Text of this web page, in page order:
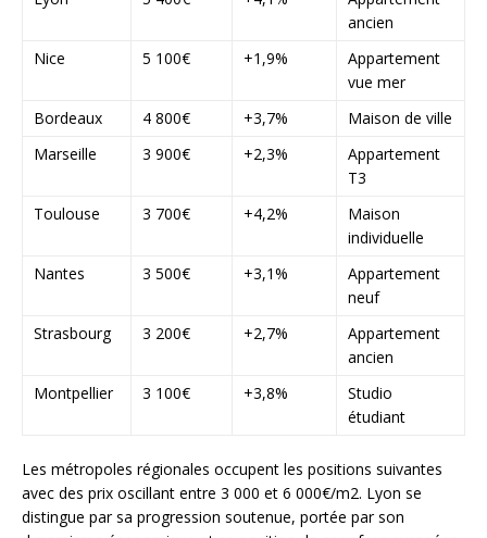
ancien
Nice
5 100€ +1,9%
Appartement
vue mer
Bordeaux
4 800€ +3,7%
Maison de ville
Marseille
3 900€ +2,3%
Appartement
T3
Toulouse
3 700€ +4,2%
Maison
individuelle
Nantes
3 500€ +3,1%
Appartement
neuf
Strasbourg
3 200€ +2,7%
Appartement
ancien
Montpellier
3 100€ +3,8%
Studio
étudiant
Les métropoles régionales occupent les positions suivantes
avec des prix oscillant entre 3 000 et 6 000€/m2. Lyon se
distingue par sa progression soutenue, portée par son